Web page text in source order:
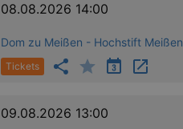
08.08.2026 14:00
Dom zu Meißen - Hochstift Meißen
Tickets
09.08.2026 13:00